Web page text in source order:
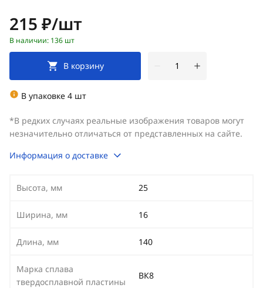
Цена:
215 ₽/шт
В наличии: 136 шт
В корзину
В упаковке 4 шт
*В редких случаях реальные изображения товаров могут
незначительно отличаться от представленных на сайте.
Информация о доставке
Высота, мм 25
Ширина, мм 16
Длина, мм 140
Марка сплава
твердосплавной пластины
ВК8